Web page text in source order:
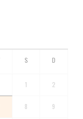
1 2
8 9